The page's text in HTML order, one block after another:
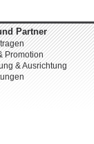
Partner
Promotion
& Ausrichtung